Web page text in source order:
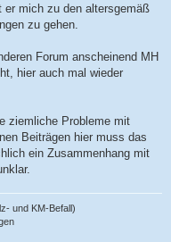
er mich zu den altersgemäß
zu gehen.
Forum anscheinend MH
hier auch mal wieder
ziemliche Probleme mit
Beiträgen hier muss das
ein Zusammenhang mit
und KM-Befall)